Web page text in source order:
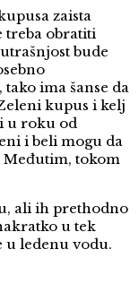
zaista
treba obratiti
bude
ima šanse da
kupus i kelj
u roku od
i beli mogu da
tokom
ali ih prethodno
u tek
u ledenu vodu.